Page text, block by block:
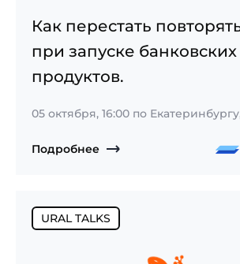
Как перестать
при запуске банковских
продуктов.
05 октября, 16:00 по
Подробнее
URAL TALKS